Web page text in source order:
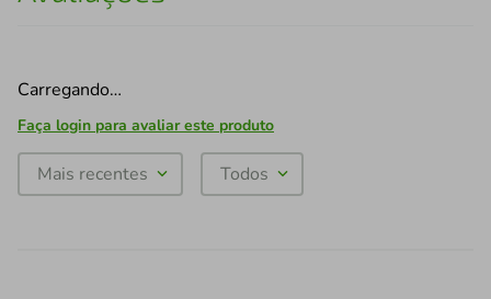
Carregando…
Faça login para avaliar este produto
Mais recentes Todos